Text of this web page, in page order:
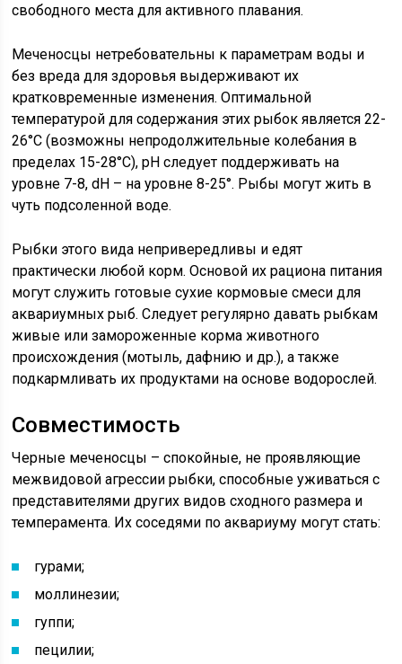
свободного места для активного плавания.
Меченосцы нетребовательны к параметрам воды и
без вреда для здоровья выдерживают их
кратковременные изменения. Оптимальной
температурой для содержания этих рыбок является 22-
26°С (возможны непродолжительные колебания в
пределах 15-28°С), рН следует поддерживать на
уровне 7-8, dH – на уровне 8-25°. Рыбы могут жить в
чуть подсоленной воде.
Рыбки этого вида непривередливы и едят
практически любой корм. Основой их рациона питания
могут служить готовые сухие кормовые смеси для
аквариумных рыб. Следует регулярно давать рыбкам
живые или замороженные корма животного
происхождения (мотыль, дафнию и др.), а также
подкармливать их продуктами на основе водорослей.
Совместимость
Черные меченосцы – спокойные, не проявляющие
межвидовой агрессии рыбки, способные уживаться с
представителями других видов сходного размера и
темперамента. Их соседями по аквариуму могут стать:
гурами;
моллинезии;
гуппи;
пецилии;